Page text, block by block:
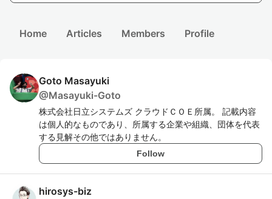
Home Articles Members Profile
Goto Masayuki
@Masayuki-Goto
株式会社日立システムズ クラウドＣＯＥ所属。 記載内容
は個人的なものであり、所属する企業や組織、団体を代表
する見解その他ではありません。
Follow
hirosys-biz